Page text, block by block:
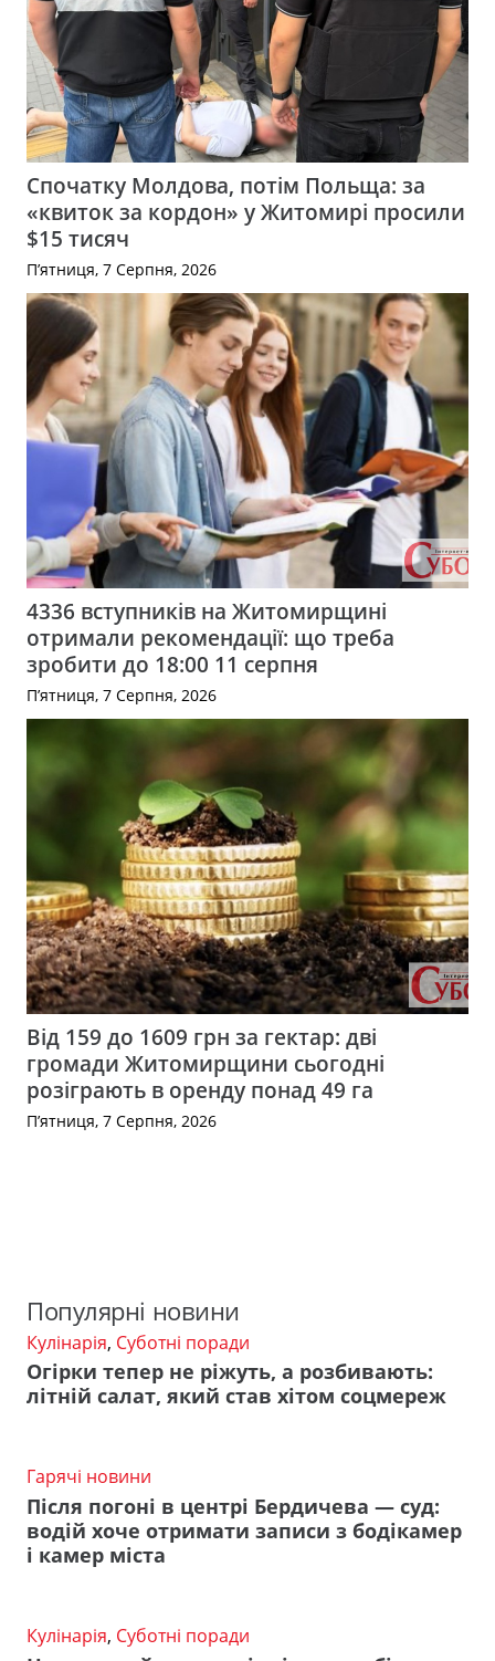
Спочатку Молдова, потім Польща: за
«квиток за кордон» у Житомирі просили
$15 тисяч
П’ятниця, 7 Серпня, 2026
4336 вступників на Житомирщині
отримали рекомендації: що треба
зробити до 18:00 11 серпня
П’ятниця, 7 Серпня, 2026
Від 159 до 1609 грн за гектар: дві
громади Житомирщини сьогодні
розіграють в оренду понад 49 га
П’ятниця, 7 Серпня, 2026
Популярні новини
Кулінарія, Суботні поради
Огірки тепер не ріжуть, а розбивають:
літній салат, який став хітом соцмереж
Гарячі новини
Після погоні в центрі Бердичева — суд:
водій хоче отримати записи з бодікамер
і камер міста
Кулінарія, Суботні поради